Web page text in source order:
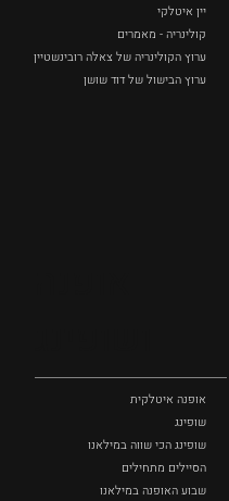
יין איטלקי
קולינריה - מאמרים
ערוץ הקולינריה של צאלה רובינשטיין
ערוץ הבישול של דוד שושן
אופנה איטלקית
שופינג
שופינג הכי שווה במילאנו
הסיילים מתחילים
שבוע האופנה במילאנו